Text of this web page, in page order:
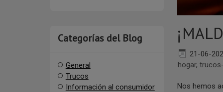
Categorías del Blog
General
Trucos
Información al consumidor
21-06-
hogar,
Nos hemos